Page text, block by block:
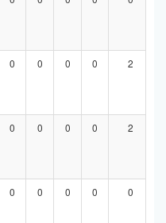
0 0 0 0 2
0 0 0 0 2
0 0 0 0 0